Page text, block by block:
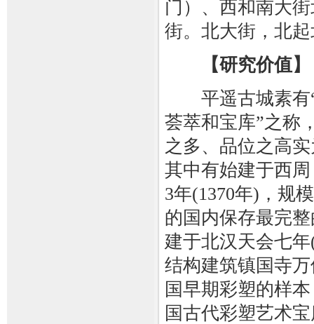
门）、西和南大
街。北大街，北
【研究价值】
平遥古城素有“
荟萃和宝库”之称
之多、品位之高
其中有始建于西
3年(1370年)，规
的国内保存最完
建于北汉天会七
结构建筑镇国寺
国早期彩塑的样
国古代彩塑艺术